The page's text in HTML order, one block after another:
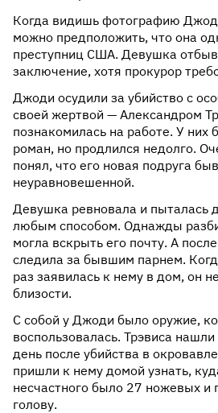
Когда видишь фотографию
можно предположить, что она
преступниц США. Девушка
заключение, хотя прокурор
Джоди осудили за убийство с
своей жертвой — Александром
познакомилась на работе. У них
роман, но продлился недолго.
понял, что его новая подруга
неуравновешенной.
Девушка ревновала и пыталась
любым способом. Однажды
могла вскрыть его почту. А
следила за бывшим парнем.
раз заявилась к нему в дом, он
близости.
С собой у Джоди было оружие,
воспользовалась. Трэвиса
день после убийства в
пришли к нему домой узнать,
несчастного было 27 ножевых и
голову.